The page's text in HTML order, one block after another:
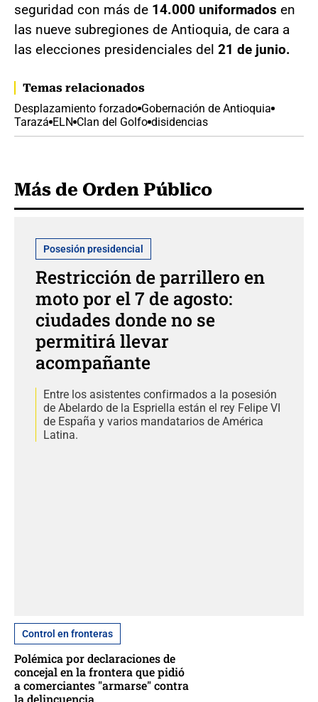
seguridad con más de 14.000 uniformados en
las nueve subregiones de Antioquia, de cara a
las elecciones presidenciales del 21 de junio.
Temas relacionados
Desplazamiento forzado Gobernación de Antioquia
Tarazá ELN Clan del Golfo disidencias
Más de Orden Público
Posesión presidencial
Restricción de parrillero en
moto por el 7 de agosto:
ciudades donde no se
permitirá llevar
acompañante
Entre los asistentes confirmados a la posesión
de Abelardo de la Espriella están el rey Felipe VI
de España y varios mandatarios de América
Latina.
Control en fronteras
Polémica por declaraciones de
concejal en la frontera que pidió
a comerciantes "armarse" contra
la delincuencia